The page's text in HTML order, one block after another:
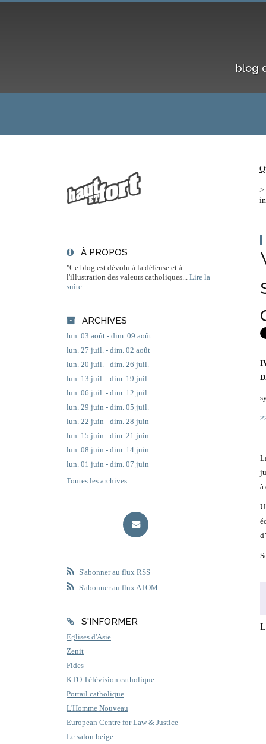
blog
À PROPOS
"Ce blog est dévolu à la défense et à
l'illustration des valeurs catholiques...
Lire la
suite
ARCHIVES
lun. 03 août - dim. 09 août
lun. 27 juil. - dim. 02 août
lun. 20 juil. - dim. 26 juil.
lun. 13 juil. - dim. 19 juil.
lun. 06 juil. - dim. 12 juil.
lun. 29 juin - dim. 05 juil.
lun. 22 juin - dim. 28 juin
lun. 15 juin - dim. 21 juin
lun. 08 juin - dim. 14 juin
lun. 01 juin - dim. 07 juin
Toutes les archives
S'abonner au flux RSS
S'abonner au flux ATOM
S'INFORMER
Eglises d'Asie
Zenit
Fides
KTO Télévision catholique
Portail catholique
L'Homme Nouveau
European Centre for Law & Justice
Le salon beige
à